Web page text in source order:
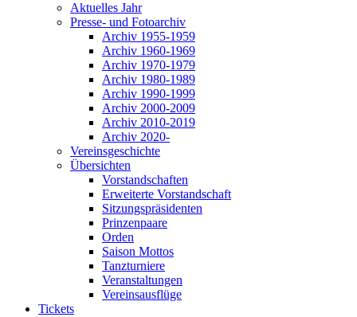
Aktuelles Jahr
Presse- und Fotoarchiv
Archiv 1955-1959
Archiv 1960-1969
Archiv 1970-1979
Archiv 1980-1989
Archiv 1990-1999
Archiv 2000-2009
Archiv 2010-2019
Archiv 2020-
Vereinsgeschichte
Übersichten
Vorstandschaften
Erweiterte Vorstandschaft
Sitzungspräsidenten
Prinzenpaare
Orden
Saison Mottos
Tanzturniere
Veranstaltungen
Vereinsausflüge
Tickets